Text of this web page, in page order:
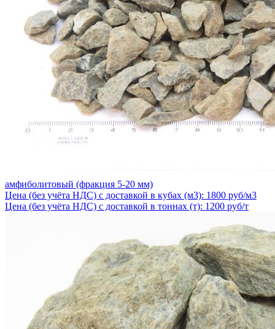
амфиболитовый (фракция 5-20 мм)
Цена (без учёта НДС) с доставкой в кубах (м3): 1800 руб/м3
Цена (без учёта НДС) с доставкой в тоннах (т): 1200 руб/т